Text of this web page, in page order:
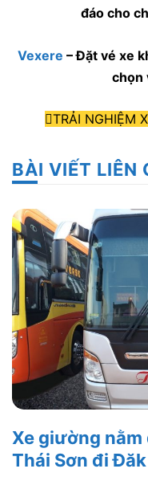
đáo cho
Vexere – Đặt vé xe
chọn
TRẢI NGHIỆM
BÀI VIẾT LIÊN
Xe giường nằm
Thái Sơn đi